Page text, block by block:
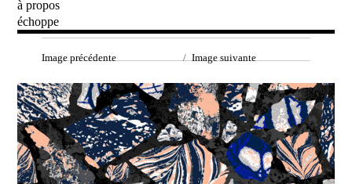
Baptiste Vandaele
à propos
échoppe
Image précédente Image suivante